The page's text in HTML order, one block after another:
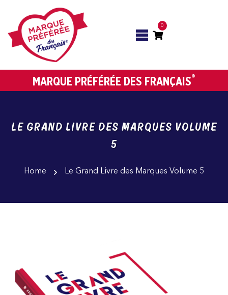
0
MARQUE PRÉFÉRÉE DES FRANÇAIS®
LE GRAND LIVRE DES MARQUES VOLUME
5
Home Le Grand Livre des Marques Volume 5